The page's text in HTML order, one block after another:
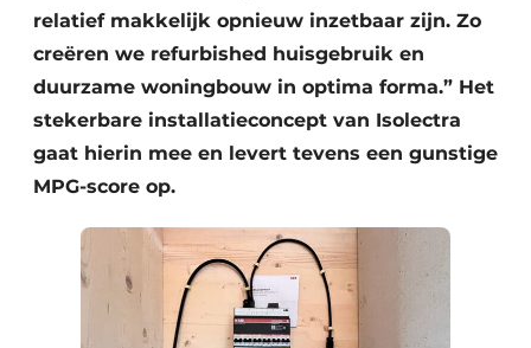
relatief makkelijk opnieuw inzetbaar zijn. Zo
creëren we refurbished huisgebruik en
duurzame woningbouw in optima forma.” Het
stekerbare installatieconcept van Isolectra
gaat hierin mee en levert tevens een gunstige
MPG-score op.